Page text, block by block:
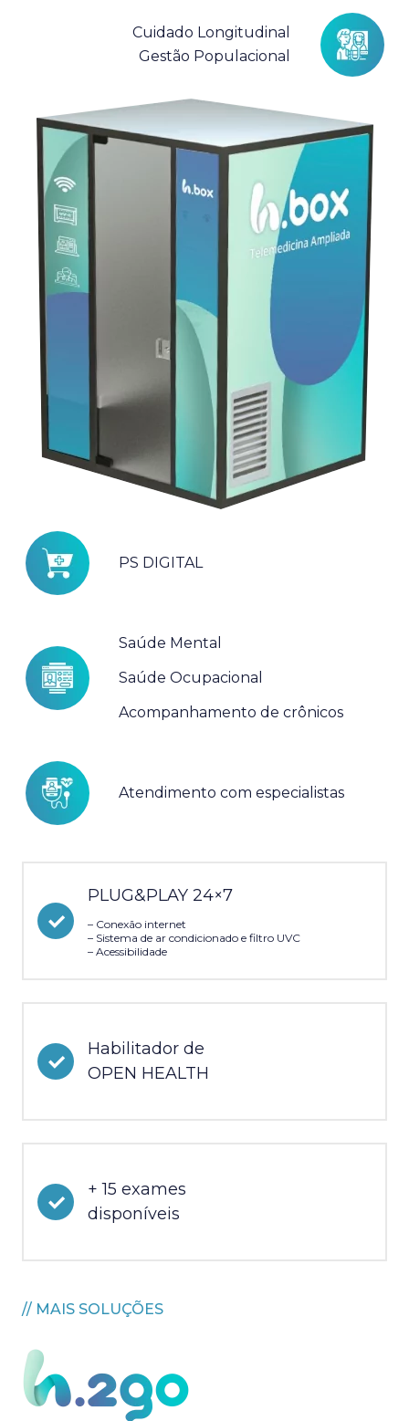
Cuidado Longitudinal
Gestão Populacional
PS DIGITAL
Saúde Mental
Saúde Ocupacional
Acompanhamento de crônicos
Atendimento com especialistas
PLUG&PLAY 24×7
– Conexão internet
– Sistema de ar condicionado e filtro UVC
– Acessibilidade
Habilitador de
OPEN HEALTH
+ 15 exames
disponíveis
// MAIS SOLUÇÕES